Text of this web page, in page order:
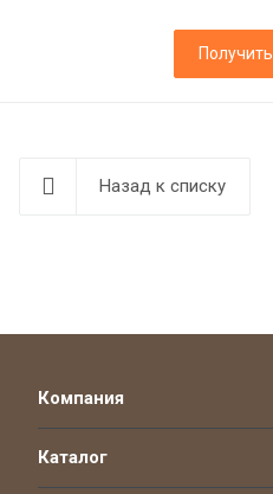
Назад к списку
Компания
Каталог